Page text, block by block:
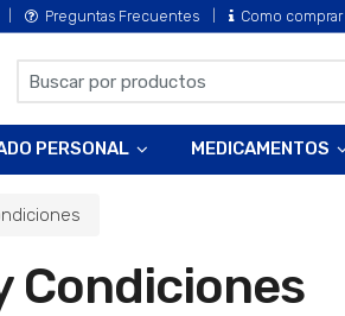
Preguntas Frecuentes Como comprar
u
s
c
r
o
PERSONAL MEDICAMENTOS
Condiciones